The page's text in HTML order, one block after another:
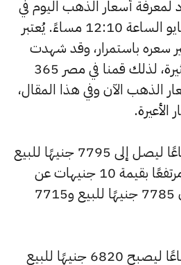
لمعرفة أسعار الذهب اليوم في
مصر ليوم الأربعاء 20 مايو الساعة 12:10 مساءً. يُعتبر
سعره باستمرار، وقد شهدت
أسعار الذهب تغيرات كثيرة، لذلك قمنا في مصر 365
الذهب الآن وفي هذا المقال،
سجل سعر عيار 24 ارتفاعًا ليصل إلى 7795 جنيهًا للبيع
و7725 جنيهًا للشراء، مرتفعًا بقيمة 10 جنيهات عن
السعر السابق الذي كان 7785 جنيهًا للبيع و7715
وشهد سعر عيار 21 ارتفاعًا ليصبح 6820 جنيهًا للبيع